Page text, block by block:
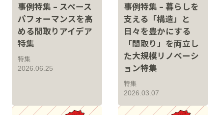
事例特集 – スペース
パフォーマンスを高
める間取りアイデア
特集
2026.06.25
特集
事例特集 – 暮らしを
支える「構造」と
日々を豊かにする
「間取り」を両立し
た大規模リノベーシ
ョン特集
2026.03.07
特集